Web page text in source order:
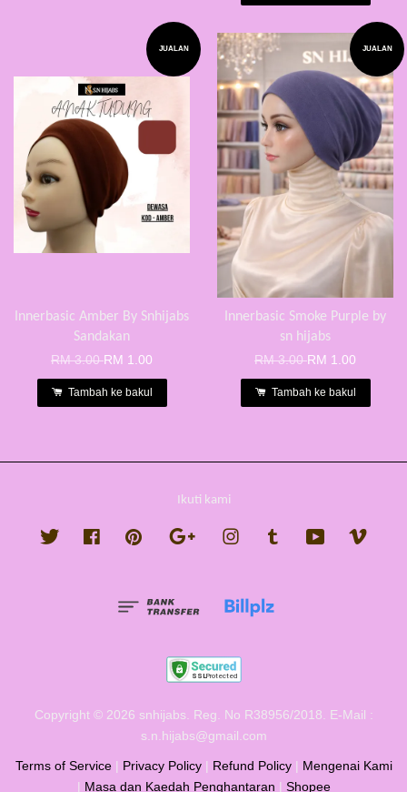
JUALAN
Innerbasic Amber By Snhijabs
Sandakan
RM 3.00RM 1.00
Tambah ke bakul
JUALAN
Innerbasic Smoke Purple by
sn hijabs
RM 3.00RM 1.00
Tambah ke bakul
Ikuti kami
Twitter FacebookPinterest Google InstagramTumblr YouTube
Copyright © 2026 snhijabs. Reg. No R38956/2018. E-Mail :
s.n.hijabs@gmail.com
Terms of Service| Privacy Policy| Refund Policy| Mengenai Kami
| Masa dan Kaedah Penghantaran | Shopee